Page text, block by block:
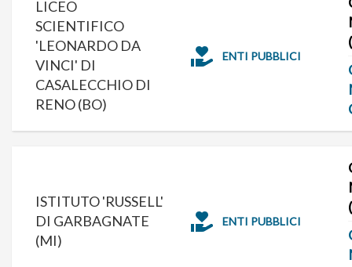
LICEO
SCIENTIFICO
'LEONARDO DA
VINCI' DI
CASALECCHIO DI
RENO (BO)
ENTI PUBBLICI
ISTITUTO 'RUSSELL'
DI GARBAGNATE
(MI)
ENTI PUBBLICI